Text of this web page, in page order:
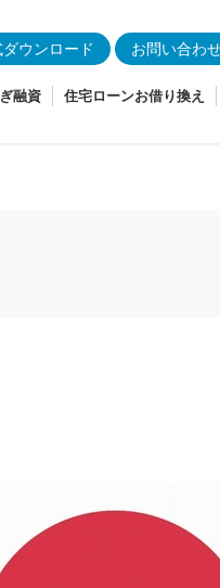
ウンロード お問い合わ
融資 住宅ローンお借り換え